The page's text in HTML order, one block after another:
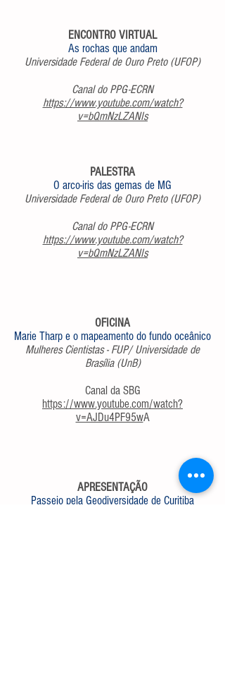
ENCONTRO VIRTUAL
As rochas que andam
Universidade Federal de Ouro Preto (UFOP)
Canal do PPG-ECRN
https://www.youtube.com/watch?
v=bQmNzLZANIs
PALESTRA
O arco-iris das gemas de MG
Universidade Federal de Ouro Preto (UFOP)
Canal do PPG-ECRN
https://www.youtube.com/watch?
v=bQmNzLZANIs
OFICINA
Marie Tharp e o mapeamento do fundo oceânico
Mulheres Cientistas - FUP/ Universidade de
Brasília (UnB)
Canal da SBG
https://www.youtube.com/watch?
v=AJDu4PF95wA
APRESENTAÇÃO
Passeio pela Geodiversidade de Curitiba